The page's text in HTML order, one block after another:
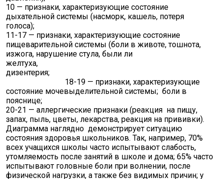
10 — признаки, характеризующие состояние
дыхательной системы (насморк, кашель, потеря
голоса);
11-17 — признаки, характеризующие состояние
пищеварительной системы (боли в животе, тошнота,
изжога, нарушение стула, были ли
желтуха,
18-19 — признаки, характеризующие
состояние мочевыделительной системы; боли в
пояснице;
20-21 — аллергические признаки (реакция на пищу,
запах, пыль, цветы, лекарства, реакция на прививки).
Диаграмма наглядно демонстрирует ситуацию
состояния здоровья школьников. Так, например, 70%
всех учащихся школы часто испытывают слабость,
утомляемость после занятий в школе и дома; 65% часто
испытывают головные боли при волнении, после
физической нагрузки, а также без видимых причин; у